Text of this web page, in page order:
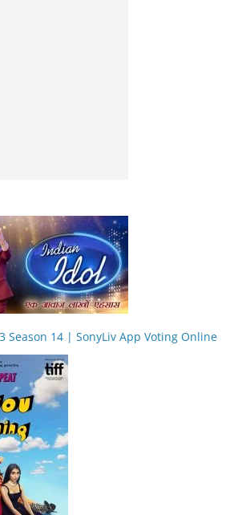
Season 14 | SonyLiv App Voting Online